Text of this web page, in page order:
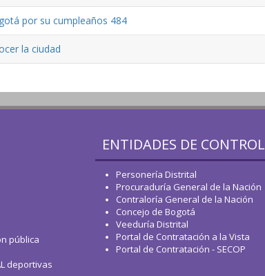
por su cumpleaños 484
la ciudad
pública
deportivas
ENTIDADES DE CONTROL
Personería Distrital
Procuraduría General de la Nación
Contraloría General de la Nación
Concejo de Bogotá
Veeduría Distrital
Portal de Contratación a la Vista
Portal de Contratación - SECOP